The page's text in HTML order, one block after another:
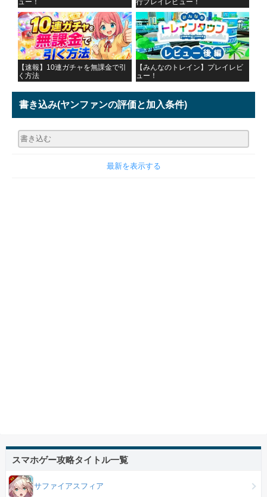
ュー！ 行プレイレビュー！
【速報】10連ガチャを無課金で引
く方法
【みんなのトレイン】プレイレビ
ュー！
書き込み(ヤンファンの評価と加入条件)
最新を表示する
スマホゲー攻略タイトル一覧
サファイアスフィア